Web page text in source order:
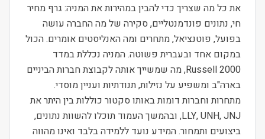
את כל מה שצריך כדי להבין במהירות את המניה: גרף מחיר
חי, נתונים פונדמנטליים, סקירה של מה החברה עושה
בפועל, פוטנציאל, מתחרים ומה האנליסטים אומרים. הכול
במקום אחד ובעברית פשוטה. המניה נכללת במדד
Russell 2000, מה שמשייך אותה לקבוצת חברות הביניים
בארה"ב ומשפיע על נזילות, תנודתיות ועניין מוסדי.
מתחרות וחברות דומות באותו סקטור כוללות בין היתר את
LLY, UNH, JNJ, ובהמשך העמוד תוכלו להשוות נתונים,
ביצועים ותמחור. המידע נועד ללמידה בלבד ואינו מהווה